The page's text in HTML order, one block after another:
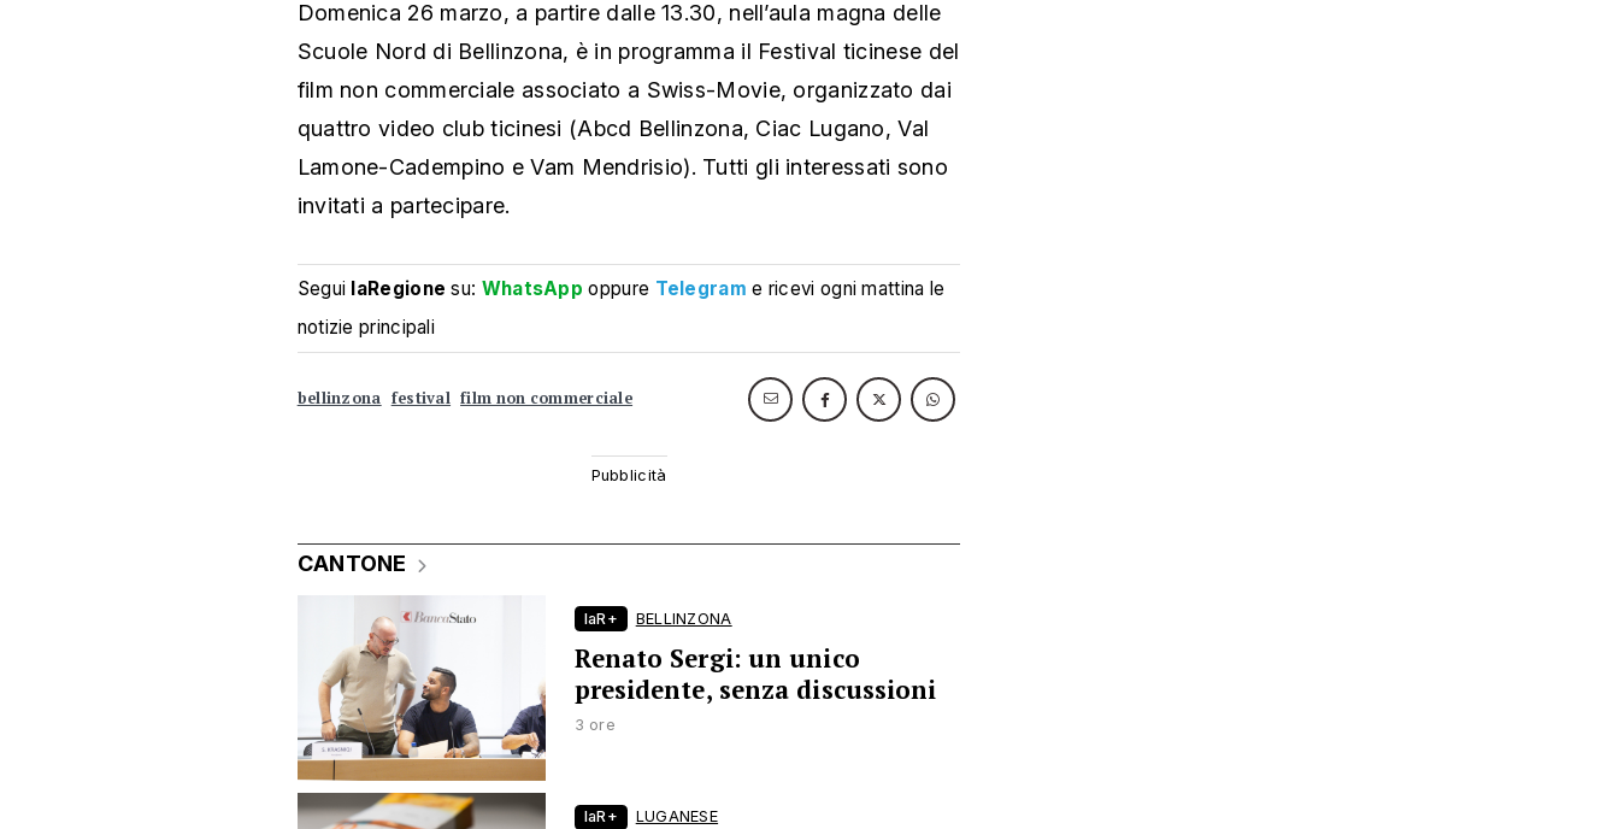
Domenica 26 marzo, a partire dalle 13.30, nell’aula magna delle
Scuole Nord di Bellinzona, è in programma il Festival ticinese del
film non commerciale associato a Swiss-Movie, organizzato dai
quattro video club ticinesi (Abcd Bellinzona, Ciac Lugano, Val
Lamone-Cadempino e Vam Mendrisio). Tutti gli interessati sono
invitati a partecipare.
Segui laRegione su: WhatsApp oppure Telegram e ricevi ogni mattina le
notizie principali
bellinzona festival film non commerciale
CANTONE
laR+ BELLINZONA
Renato Sergi: un unico
presidente, senza discussioni
3 ore
laR+ LUGANESE